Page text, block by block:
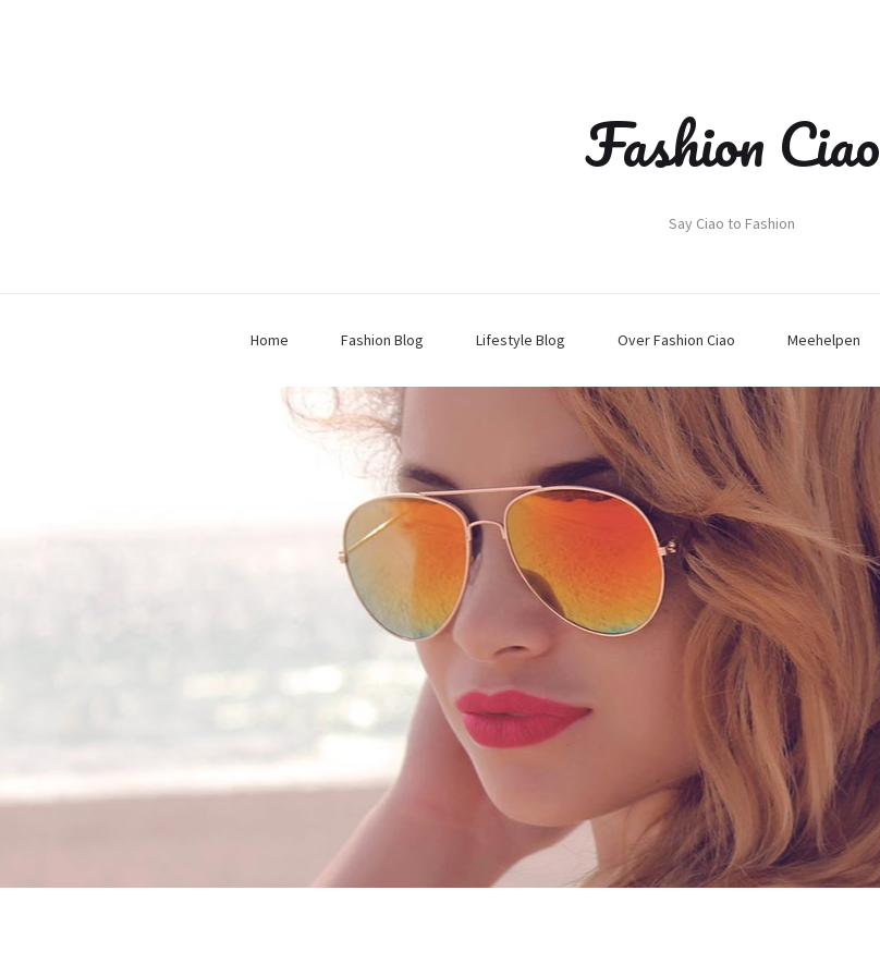
Fashion Ciao
Say Ciao to Fashion
Home Fashion Blog Lifestyle Blog Over Fashion Ciao Meehelpen